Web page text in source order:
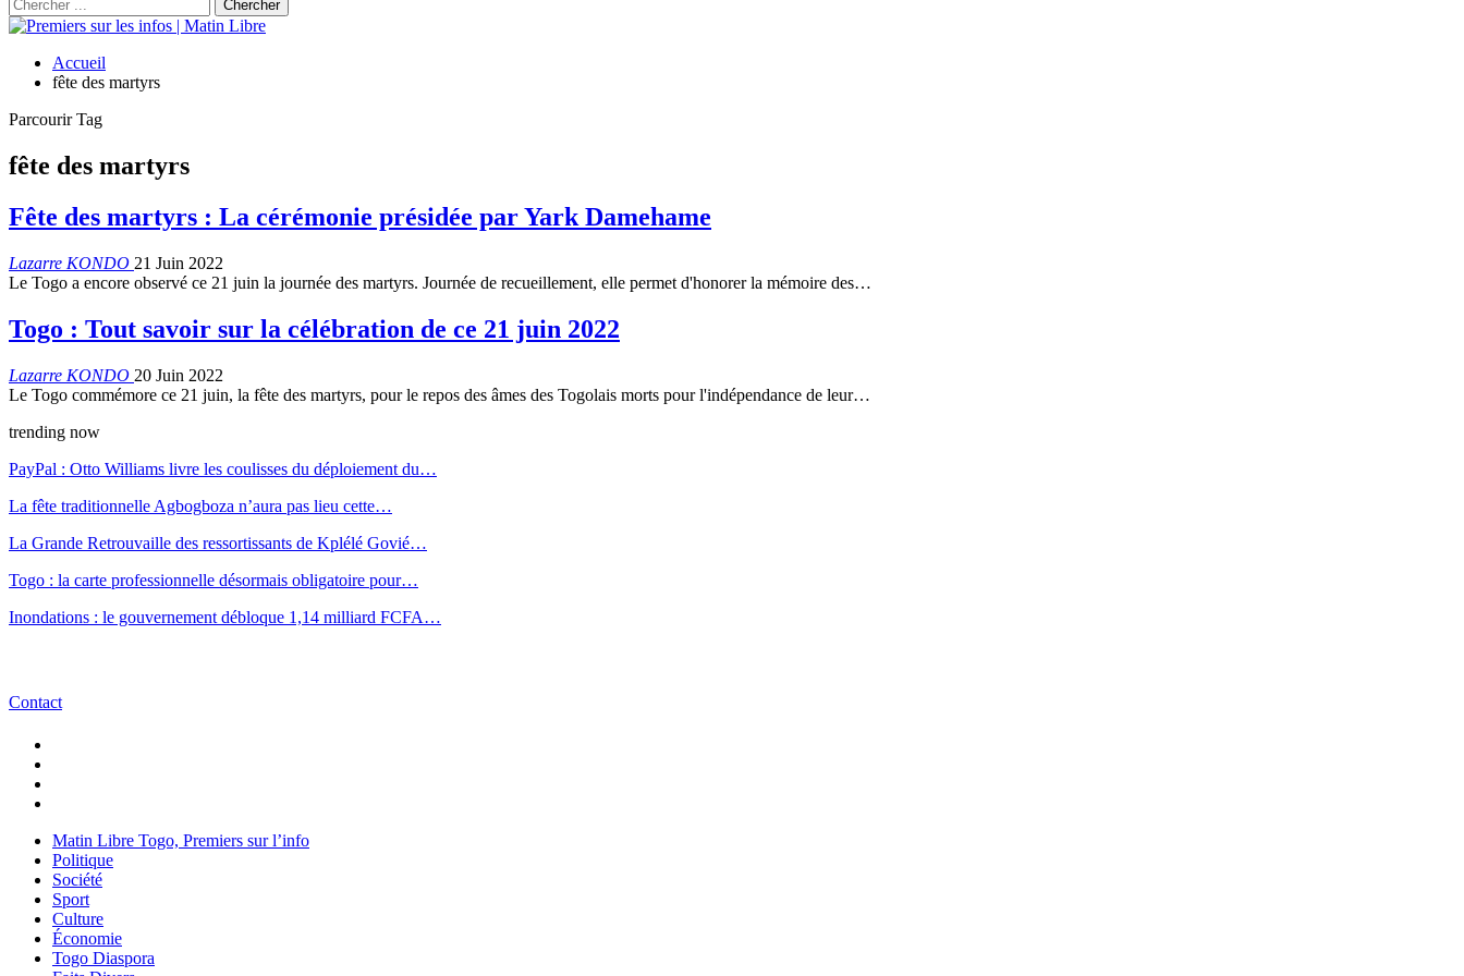
Accueil
fête des martyrs
Parcourir Tag
fête des martyrs
Fête des martyrs : La cérémonie présidée par Yark Damehame
Lazarre KONDO 21 Juin 2022
Le Togo a encore observé ce 21 juin la journée des martyrs. Journée de recueillement, elle permet d'honorer la mémoire des…
Togo : Tout savoir sur la célébration de ce 21 juin 2022
Lazarre KONDO 20 Juin 2022
Le Togo commémore ce 21 juin, la fête des martyrs, pour le repos des âmes des Togolais morts pour l'indépendance de leur…
trending now
PayPal : Otto Williams livre les coulisses du déploiement du…
La fête traditionnelle Agbogboza n’aura pas lieu cette…
La Grande Retrouvaille des ressortissants de Kplélé Govié…
Togo : la carte professionnelle désormais obligatoire pour…
Inondations : le gouvernement débloque 1,14 milliard FCFA…
Contact
Matin Libre Togo, Premiers sur l’info
Politique
Société
Sport
Culture
Économie
Togo Diaspora